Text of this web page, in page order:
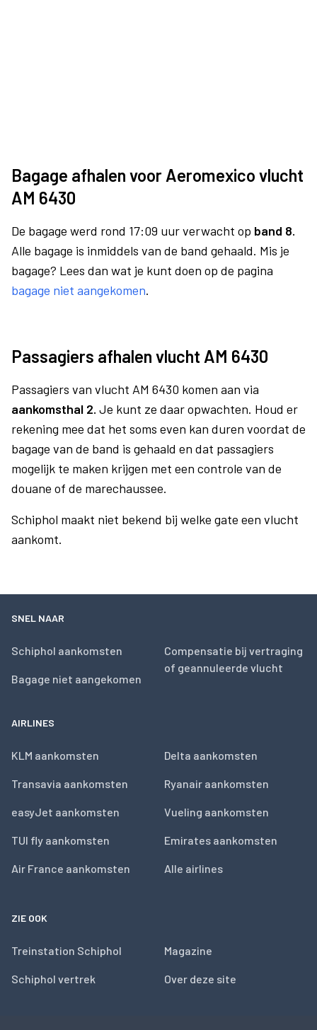
Bagage afhalen voor Aeromexico vlucht
AM 6430
De bagage werd rond 17:09 uur verwacht op band 8.
Alle bagage is inmiddels van de band gehaald. Mis je
bagage? Lees dan wat je kunt doen op de pagina
bagage niet aangekomen.
Passagiers afhalen vlucht AM 6430
Passagiers van vlucht AM 6430 komen aan via
aankomsthal 2. Je kunt ze daar opwachten. Houd er
rekening mee dat het soms even kan duren voordat de
bagage van de band is gehaald en dat passagiers
mogelijk te maken krijgen met een controle van de
douane of de marechaussee.
Schiphol maakt niet bekend bij welke gate een vlucht
aankomt.
SNEL NAAR
Schiphol aankomsten
Bagage niet aangekomen
Compensatie bij vertraging
of geannuleerde vlucht
AIRLINES
KLM aankomsten
Transavia aankomsten
easyJet aankomsten
TUI fly aankomsten
Air France aankomsten
Delta aankomsten
Ryanair aankomsten
Vueling aankomsten
Emirates aankomsten
Alle airlines
ZIE OOK
Treinstation Schiphol
Schiphol vertrek
Magazine
Over deze site